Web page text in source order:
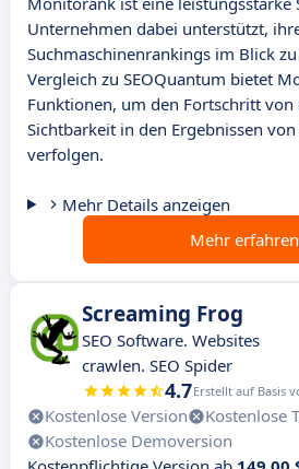
Unternehmen dabei unterstützt,
Suchmaschinenrankings im Blick
Vergleich zu SEOQuantum bietet
Funktionen, um den Fortschritt
Sichtbarkeit in den Ergebnissen
verfolgen.
Mehr Details anzeigen
Mehr erfahren
Screaming Frog
SEO Software. Websites
crawlen. SEO Spider
4.7Erstellt auf Basis
Kostenlose Version
Kostenlose
Kostenlose Demoversion